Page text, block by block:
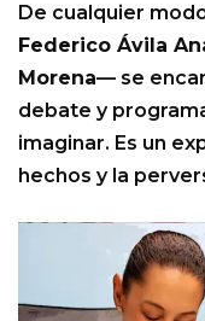
De cualquier
Federico Ávila
Morena— se
debate y
imaginar. Es un
hechos y la